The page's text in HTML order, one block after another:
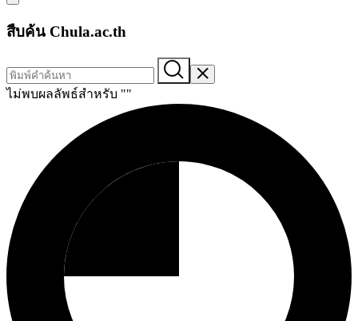
สืบค้น Chula.ac.th
ไม่พบผลลัพธ์สำหรับ ""